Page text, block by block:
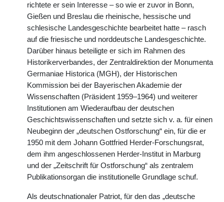
richtete er sein Interesse – so wie er zuvor in Bonn,
Gießen und Breslau die rheinische, hessische und
schlesische Landesgeschichte bearbeitet hatte – rasch
auf die friesische und norddeutsche Landesgeschichte.
Darüber hinaus beteiligte er sich im Rahmen des
Historikerverbandes, der Zentraldirektion der Monumenta
Germaniae Historica (MGH), der Historischen
Kommission bei der Bayerischen Akademie der
Wissenschaften (Präsident 1959–1964) und weiterer
Institutionen am Wiederaufbau der deutschen
Geschichtswissenschaften und setzte sich v. a. für einen
Neubeginn der „deutschen Ostforschung“ ein, für die er
1950 mit dem Johann Gottfried Herder-Forschungsrat,
dem ihm angeschlossenen Herder-Institut in Marburg
und der „Zeitschrift für Ostforschung“ als zentralem
Publikationsorgan die institutionelle Grundlage schuf.
Als deutschnationaler Patriot, für den das „deutsche